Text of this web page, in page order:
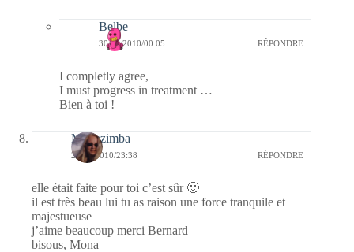
Belbe
30/01/2010/00:05 RÉPONDRE
I completly agree,
I must progress in treatment …
Bien à toi !
Monazimba
29/01/2010/23:38 RÉPONDRE
elle était faite pour toi c’est sûr 🙂
il est très beau lui tu as raison une force tranquile et
majestueuse
j’aime beaucoup merci Bernard
bisous, Mona